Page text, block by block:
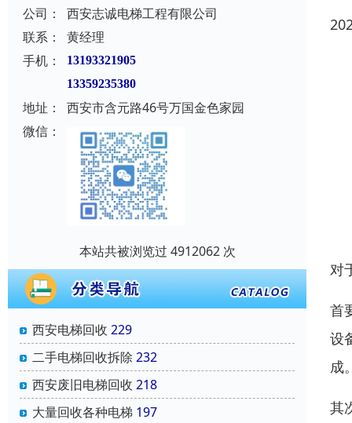
公司：
西安志诚电梯工程有限公司
联系：
黄经理
手机：
13193321905
13359235380
地址：
西安市含元路46号万国金色家园
微信：
本站共被浏览过 4912062 次
西安电梯回收 229
二手电梯回收拆除 232
西安废旧电梯回收 218
大量回收各种电梯 197
对
首
设
成
其